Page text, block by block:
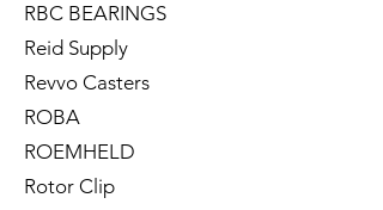
RBC BEARINGS
Reid Supply
Revvo Casters
ROBA
ROEMHELD
Rotor Clip